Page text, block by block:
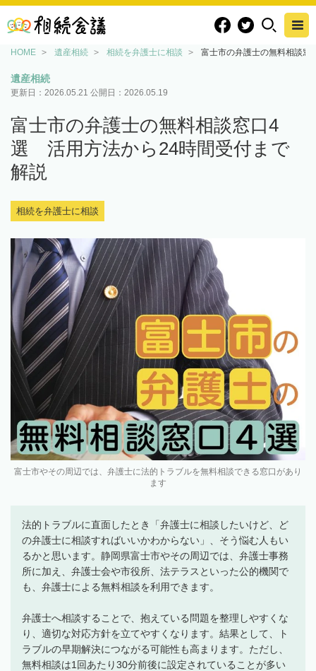
HOME 遺産相続 相続を弁護士に相談 富士市の弁護士の無料相談
遺産相続
更新日： 2026.05.21 公開日： 2026.05.19
富士市の弁護士の無料相談窓口4
選 活用方法から24時間受付まで
解説
相続を弁護士に相談
富士市やその周辺では、弁護士に法的トラブルを無料相談できる窓口があり
ます
法的トラブルに直面したとき「弁護士に相談したいけど、ど
の弁護士に相談すればいいかわからない」、そう悩む人もい
るかと思います。静岡県富士市やその周辺では、弁護士事務
所に加え、弁護士会や市役所、法テラスといった公的機関で
も、弁護士による無料相談を利用できます。
弁護士へ相談することで、抱えている問題を整理しやすくな
り、適切な対応方針を立てやすくなります。結果として、ト
ラブルの早期解決につながる可能性も高まります。ただし、
無料相談は1回あたり30分前後に設定されていることが多い